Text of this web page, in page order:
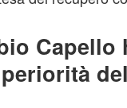
Capello